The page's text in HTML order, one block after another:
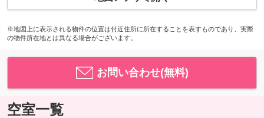
※地図上に表示される物件の位置は付近住所に所在することを表すものであり、実際
の物件所在地とは異なる場合がございます。
お問い合わせ(無料)
空室一覧